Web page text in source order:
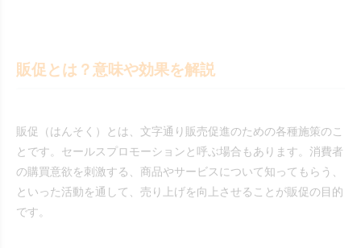
販促とは？意味や効果を解説
販促（はんそく）とは、文字通り販売促進のための各種施策のこ
とです。セールスプロモーションと呼ぶ場合もあります。消費者
の購買意欲を刺激する、商品やサービスについて知ってもらう、
といった活動を通して、売り上げを向上させることが販促の目的
です。